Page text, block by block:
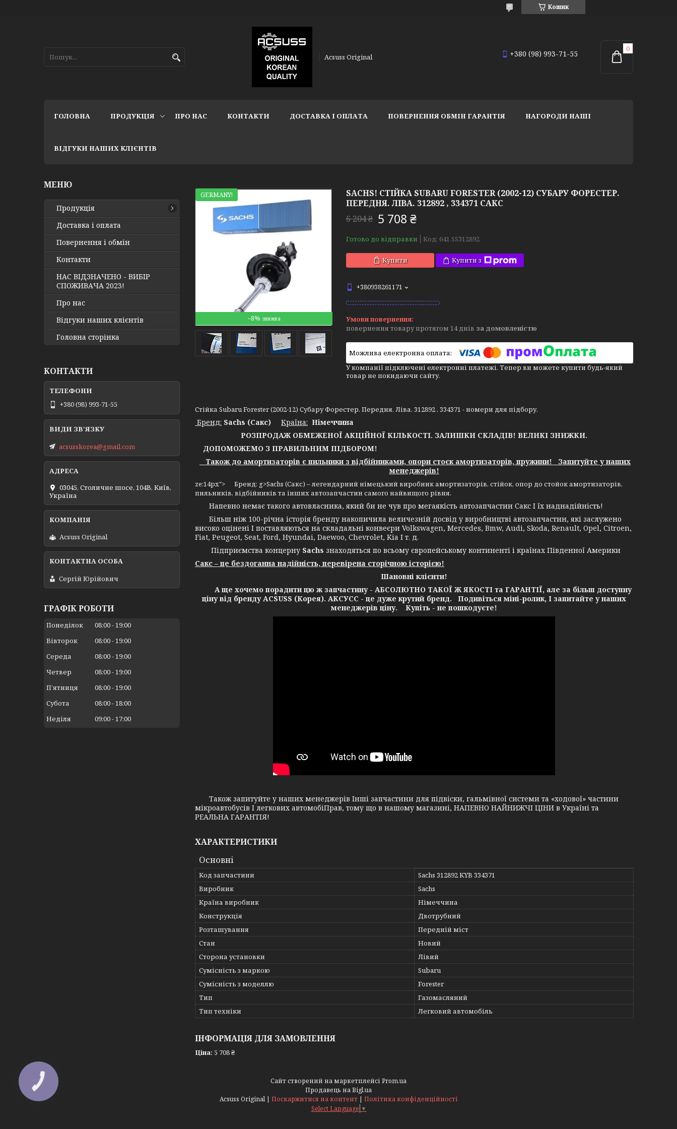
Кошик
Acsuss Original +380 (98) 993-71-55
ГОЛОВНА ПРОДУКЦІЯ ПРО НАС КОНТАКТИ ДОСТАВКА І ОПЛАТА ПОВЕРНЕННЯ ОБМІН ГАРАНТІЯ НАГОРОДИ НАШІ
ВІДГУКИ НАШИХ КЛІЄНТІВ
–8%
GERMANY!
SACHS! СТІЙКА SUBARU FORESTER (2002-12) СУБАРУ ФОРЕСТЕР.
ПЕРЕДНЯ. ЛІВА. 312892 , 334371 САКС
6 204 ₴ 5 708 ₴
Готово до відправки Код: 641.SS312892
Купити Купити з
+380938261171
повернення товару протягом 14 днів за домовленістю
У компанії підключені електронні платежі. Тепер ви можете купити будь-який
товар не покидаючи сайту.
Стійка Subaru Forester (2002-12) Субару Форестер. Передня. Ліва. 312892 , 334371 - номери для підбору.
Бренд: Sachs (Сакс) Країна: Німеччина
РОЗПРОДАЖ ОБМЕЖЕНОЇ АКЦІЙНОЇ КІЛЬКОСТІ. ЗАЛИШКИ СКЛАДІВ! ВЕЛИКІ ЗНИЖКИ.
ДОПОМОЖЕМО З ПРАВИЛЬНИМ ПІДБОРОМ!
Також до амортизаторів є пильники з відбійниками, опори стоєк амортизаторів, пружини! Запитуйте у наших
менеджерів!
ze:14px"> Бренд: g>Sachs (Сакс) – легендарний німецький виробник амортизаторів, стійок, опор до стойок амортизаторів,
пильників, відбійників та інших автозапчастин самого найвищого рівня.
Напевно немає такого автовласника, який би не чув про мегаякість автозапчастин Сакс І їх наднадійність!
Більш ніж 100-річна історія бренду накопичила величезній досвід у виробництві автозапчастин, які заслужено
високо оцінені І поставляються на складальні конвеєри Volkswagen, Mercedes, Bmw, Audi, Skoda, Renault, Opel, Citroen,
Fiat, Peugeot, Seat, Ford, Hyundai, Daewoo, Chevrolet, Kia І т. д.
Підприємства концерну Sachs знаходяться по всьому європейському континенті і країнах Південної Америки
Сакс – це бездоганна надійність, перевірена сторічною історією!
Шановні клієнти!
А ще хочемо порадити цю ж запчастину - АБСОЛЮТНО ТАКОЇ Ж ЯКОСТІ та ГАРАНТІЇ, але за більш доступну
ціну від бренду ACSUSS (Корея). АКСУСС - це дуже крутий бренд. Подивіться міні-ролик, І запитайте у наших
менеджерів ціну. Купіть - не пошкодуєте!
Також запитуйте у наших менеджерів Інші запчастини для підвіски, гальмівної системи та «ходової» частини
мікроавтобусів І легкових автомобіПрав, тому що в нашому магазині, НАПЕВНО НАЙНИЖЧІ ЦІНИ в Україні та
РЕАЛЬНА ГАРАНТІЯ!
ХАРАКТЕРИСТИКИ
Основні
Код запчастини
Sachs 312892 KYB 334371
Виробник
Sachs
Країна виробник
Німеччина
Конструкція
Двотрубний
Розташування
Передній міст
Стан
Новий
Сторона установки
Лівий
Сумісність з маркою
Subaru
Сумісність з моделлю
Forester
Тип
Газомасляний
Тип техніки
Легковий автомобіль
ІНФОРМАЦІЯ ДЛЯ ЗАМОВЛЕННЯ
Ціна: 5 708 ₴
Продукція
Доставка і оплата
Повернення і обмін
Контакти
НАС ВІДЗНАЧЕНО - ВИБІР
СПОЖИВАЧА 2023!
Про нас
Відгуки наших клієнтів
Головна сторінка
КОНТАКТИ
+380 (98) 993-71-55
acsusskorea@gmail.com
03045, Столичне шосе, 104B, Київ,
Україна
Acsuss Original
Сергій Юрійович
ГРАФІК РОБОТИ
Понеділок 08:00 19:00
Вівторок
08:00 19:00
Середа
08:00 19:00
Четвер
08:00 19:00
Пʼятниця
08:00 19:00
Субота
08:00 18:00
Неділя
09:00 17:00
Сайт створений на маркетплейсі Prom.ua
Продавець на Bigl.ua
Acsuss Original | Поскаржитися на контент | Політика конфіденційності
Select Language ▼
КНОПКА
ЗВ'ЯЗКУ